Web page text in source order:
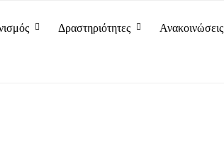
Δραστηριότητες Ανακοινώσεις